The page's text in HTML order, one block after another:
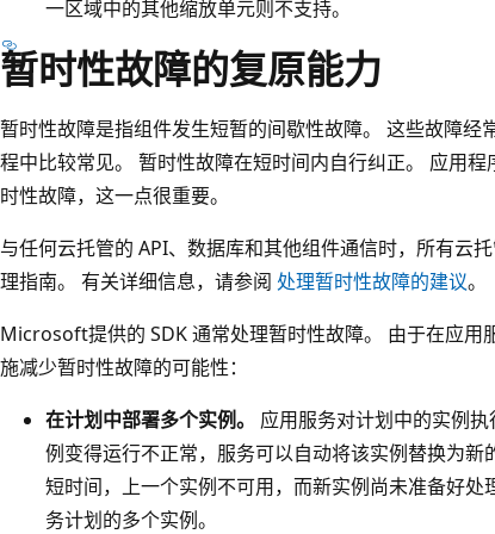
一区域中的其他缩放单元则不支持。
暂时性故障的复原能力
暂时性故障是指组件发生短暂的间歇性故障。 这些故障经
程中比较常见。 暂时性故障在短时间内自行纠正。 应用
时性故障，这一点很重要。
与任何云托管的 API、数据库和其他组件通信时，所有云
理指南。 有关详细信息，请参阅 处理暂时性故障的建议。
Microsoft提供的 SDK 通常处理暂时性故障。 由于在应用
施减少暂时性故障的可能性：
在计划中部署多个实例。
应用服务对计划中的实例
例变得运行不正常，服务可以自动将该实例替换为
短时间，上一个实例不可用，而新实例尚未准备好
务计划的多个实例。